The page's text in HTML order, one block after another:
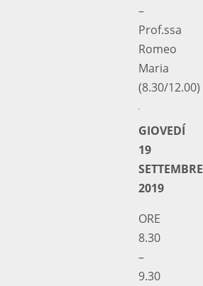
–
Prof.ssa
Romeo
Maria
(8.30/12.00)
GIOVEDÍ
19
SETTEMBRE
2019
ORE
8.30
–
9.30